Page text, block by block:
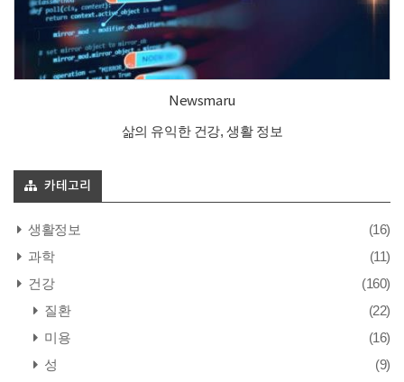
Newsmaru
삶의 유익한 건강, 생활 정보
카테고리
생활정보
(16)
과학
(11)
건강
(160)
질환
(22)
미용
(16)
성
(9)